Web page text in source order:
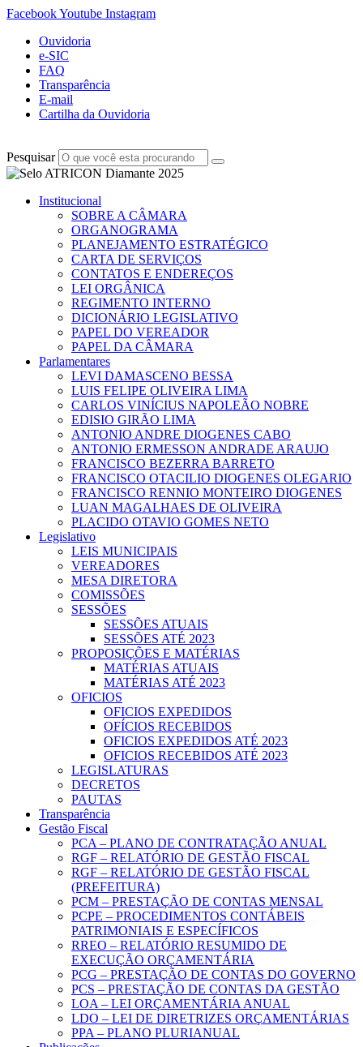
FacebookYoutube Instagram
Ouvidoria
e-SIC
FAQ
Transparência
E-mail
Cartilha da Ouvidoria
Pesquisar
Institucional
SOBRE A CÂMARA
ORGANOGRAMA
PLANEJAMENTO ESTRATÉGICO
CARTA DE SERVIÇOS
CONTATOS E ENDEREÇOS
LEI ORGÂNICA
REGIMENTO INTERNO
DICIONÁRIO LEGISLATIVO
PAPEL DO VEREADOR
PAPEL DA CÂMARA
Parlamentares
LEVI DAMASCENO BESSA
LUIS FELIPE OLIVEIRA LIMA
CARLOS VINÍCIUS NAPOLEÃO NOBRE
EDISIO GIRÃO LIMA
ANTONIO ANDRE DIOGENES CABO
ANTONIO ERMESSON ANDRADE ARAUJO
FRANCISCO BEZERRA BARRETO
FRANCISCO OTACILIO DIOGENES OLEGARIO
FRANCISCO RENNIO MONTEIRO DIOGENES
LUAN MAGALHAES DE OLIVEIRA
PLACIDO OTAVIO GOMES NETO
Legislativo
LEIS MUNICIPAIS
VEREADORES
MESA DIRETORA
COMISSÕES
SESSÕES
SESSÕES ATUAIS
SESSÕES ATÉ 2023
PROPOSIÇÕES E MATÉRIAS
MATÉRIAS ATUAIS
MATÉRIAS ATÉ 2023
OFICIOS
OFICIOS EXPEDIDOS
OFÍCIOS RECEBIDOS
OFICIOS EXPEDIDOS ATÉ 2023
OFICIOS RECEBIDOS ATÉ 2023
LEGISLATURAS
DECRETOS
PAUTAS
Transparência
Gestão Fiscal
PCA – PLANO DE CONTRATAÇÃO ANUAL
RGF – RELATÓRIO DE GESTÃO FISCAL
RGF – RELATÓRIO DE GESTÃO FISCAL
(PREFEITURA)
PCM – PRESTAÇÃO DE CONTAS MENSAL
PCPE – PROCEDIMENTOS CONTÁBEIS
PATRIMONIAIS E ESPECÍFICOS
RREO – RELATÓRIO RESUMIDO DE
EXECUÇÃO ORÇAMENTÁRIA
PCG – PRESTAÇÃO DE CONTAS DO GOVERNO
PCS – PRESTAÇÃO DE CONTAS DA GESTÃO
LOA – LEI ORÇAMENTÁRIA ANUAL
LDO – LEI DE DIRETRIZES ORÇAMENTÁRIAS
PPA – PLANO PLURIANUAL